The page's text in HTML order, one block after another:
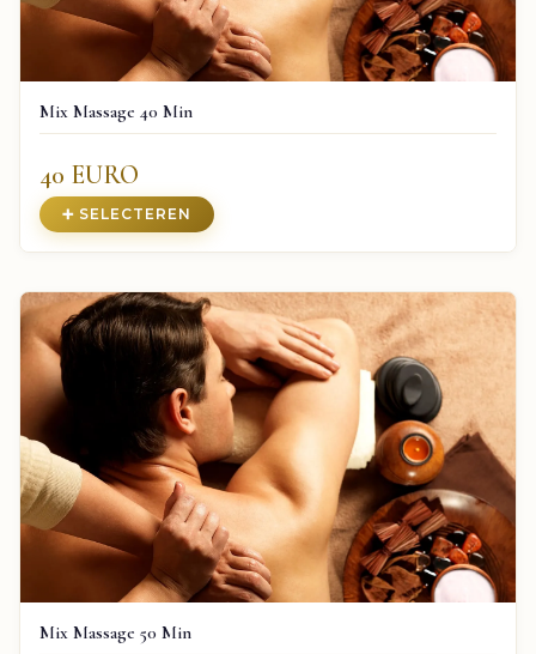
Mix Massage 40 Min
40 EURO
➕ SELECTEREN
Mix Massage 50 Min